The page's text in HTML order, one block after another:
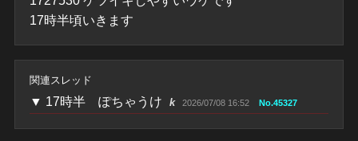
17時半頃いきます
関連スレッド
▼ 17時半 ぽちゃうけ k 2026/07/08 16:52 No.45327